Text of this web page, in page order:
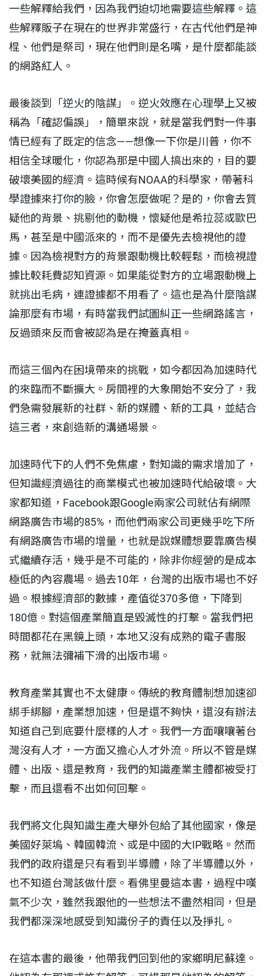
一些解釋給我們，因為我們迫切地需要這些解釋。這
些解釋販子在現在的世界非常盛行，在古代他們是神
棍、他們是祭司，現在他們則是名嘴，是什麼都能談
的網路紅人。
最後談到「逆火的陰謀」。逆火效應在心理學上又被
稱為「確認偏誤」，簡單來說，就是當我們對一件事
情已經有了既定的信念——想像一下你是川普，你不
相信全球暖化，你認為那是中國人搞出來的，目的要
破壞美國的經濟。這時候有NOAA的科學家，帶著科
學證據來打你的臉，你會怎麼做呢？是的，你會去質
疑他的背景、挑剔他的動機，懷疑他是希拉蕊或歐巴
馬，甚至是中國派來的，而不是優先去檢視他的證
據。因為檢視對方的背景跟動機比較輕鬆，而檢視證
據比較耗費認知資源。如果能從對方的立場跟動機上
就挑出毛病，連證據都不用看了。這也是為什麼陰謀
論那麼有市場，有時當我們試圖糾正一些網路謠言，
反過頭來反而會被認為是在掩蓋真相。
而這三個內在困境帶來的挑戰，如今都因為加速時代
的來臨而不斷擴大。房間裡的大象開始不安分了，我
們急需發展新的社群、新的媒體、新的工具，並結合
這三者，來創造新的溝通場景。
加速時代下的人們不免焦慮，對知識的需求增加了，
但知識經濟過往的商業模式也被加速時代給破壞。大
家都知道，Facebook跟Google兩家公司就佔有網際
網路廣告市場的85%，而他們兩家公司更幾乎吃下所
有網路廣告市場的增量，也就是說媒體想要靠廣告模
式繼續存活，幾乎是不可能的，除非你經營的是成本
極低的內容農場。過去10年，台灣的出版市場也不好
過。根據經濟部的數據，產值從370多億，下降到
180億。對這個產業簡直是毀滅性的打擊。當我們把
時間都花在黑鏡上頭，本地又沒有成熟的電子書服
務，就無法彌補下滑的出版市場。
教育產業其實也不太健康。傳統的教育體制想加速卻
綁手綁腳，產業想加速，但是還不夠快，還沒有辦法
知道自己到底要什麼樣的人才。我們一方面嚷嚷著台
灣沒有人才，一方面又擔心人才外流。所以不管是媒
體、出版、還是教育，我們的知識產業主體都被受打
擊，而且還看不出如何回擊。
我們將文化與知識生產大舉外包給了其他國家，像是
美國好萊塢、韓國韓流、或是中國的大IP戰略。然而
我們的政府還是只有看到半導體，除了半導體以外，
也不知道台灣該做什麼。看佛里曼這本書，過程中嘆
氣不少次，雖然我跟他的一些想法不盡然相同，但是
我們都深深地感受到知識份子的責任以及掙扎。
在這本書的最後，他帶我們回到他的家鄉明尼蘇達。